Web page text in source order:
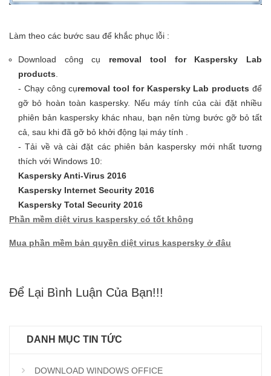
Làm theo các bước sau để khắc phục lỗi :
Download công cụ removal tool for Kaspersky Lab
products
- Chạy công cụremoval tool for Kaspersky Lab products để
gỡ bỏ hoàn toàn kaspersky. Nếu máy tính của cài đặt nhiều
phiên bản kaspersky khác nhau, bạn nên từng bước gỡ bỏ tất
cả, sau khi đã gỡ bỏ khởi động lại máy tính .
- Tải về và cài đặt các phiên bản kaspersky mới nhất tương
thích với Windows 10:
Kaspersky Anti-Virus 2016
Kaspersky Internet Security 2016
Kaspersky Total Security 2016
Phần mềm diệt virus kaspersky có tốt không
Mua phần mềm bản quyền diệt virus kaspersky ở đâu
Để Lại Bình Luận Của Bạn!!!
DANH MỤC TIN TỨC
DOWNLOAD WINDOWS OFFICE